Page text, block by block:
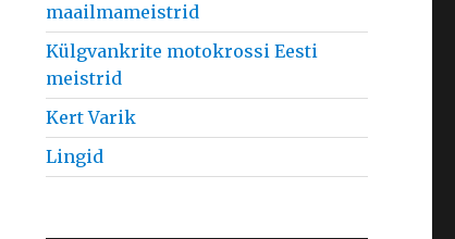
maailmameistrid
Külgvankrite motokrossi Eesti
meistrid
Kert Varik
Lingid